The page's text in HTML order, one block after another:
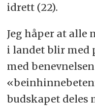
idrett (22).
Jeg håper at alle
i landet blir med
med benevnelsen
budskapet deles